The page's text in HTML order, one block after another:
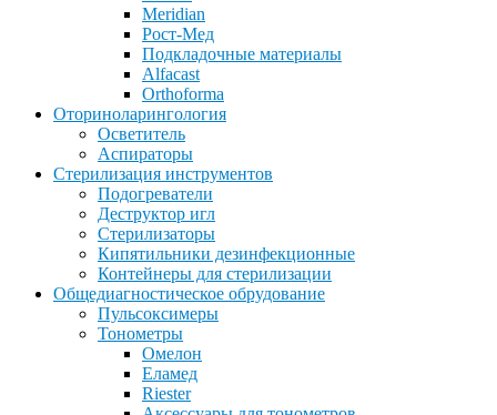
Meridian
Рост-Мед
Подкладочные материалы
Alfacast
Orthoforma
Оториноларингология
Осветитель
Аспираторы
Стерилизация инструментов
Подогреватели
Деструктор игл
Стерилизаторы
Кипятильники дезинфекционные
Контейнеры для стерилизации
Общедиагностическое обрудование
Пульсоксимеры
Тонометры
Омелон
Еламед
Riester